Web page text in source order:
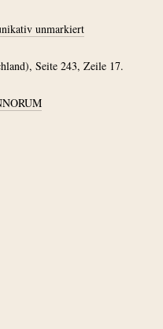
unmarkiert
Seite 243, Zeile 17.